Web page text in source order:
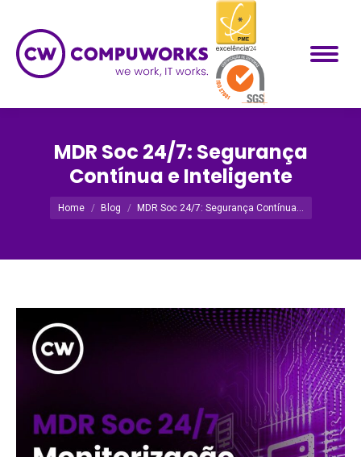
MDR Soc 24/7: Segurança
Contínua e Inteligente
Você está aqui:
Home Blog MDR Soc 24/7: Segurança Contínua…